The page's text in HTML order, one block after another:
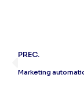
PREC.